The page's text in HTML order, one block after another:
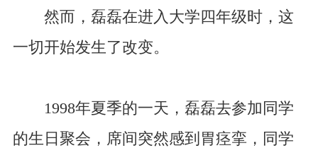
然而，磊磊在进入大学四年级时，这
一切开始发生了改变。
1998年夏季的一天，磊磊去参加同学
的生日聚会，席间突然感到胃痉挛，同学